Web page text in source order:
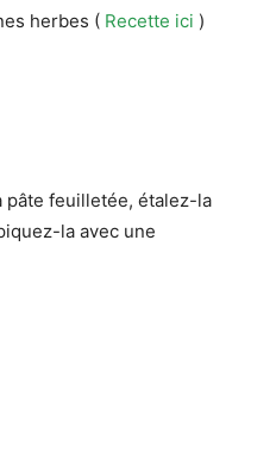
herbes ( Recette ici )
pâte feuilletée, étalez-la
la avec une